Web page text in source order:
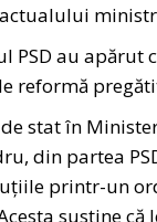
PSD au apărut
reformă
stat în
din partea
printr-un
susține că